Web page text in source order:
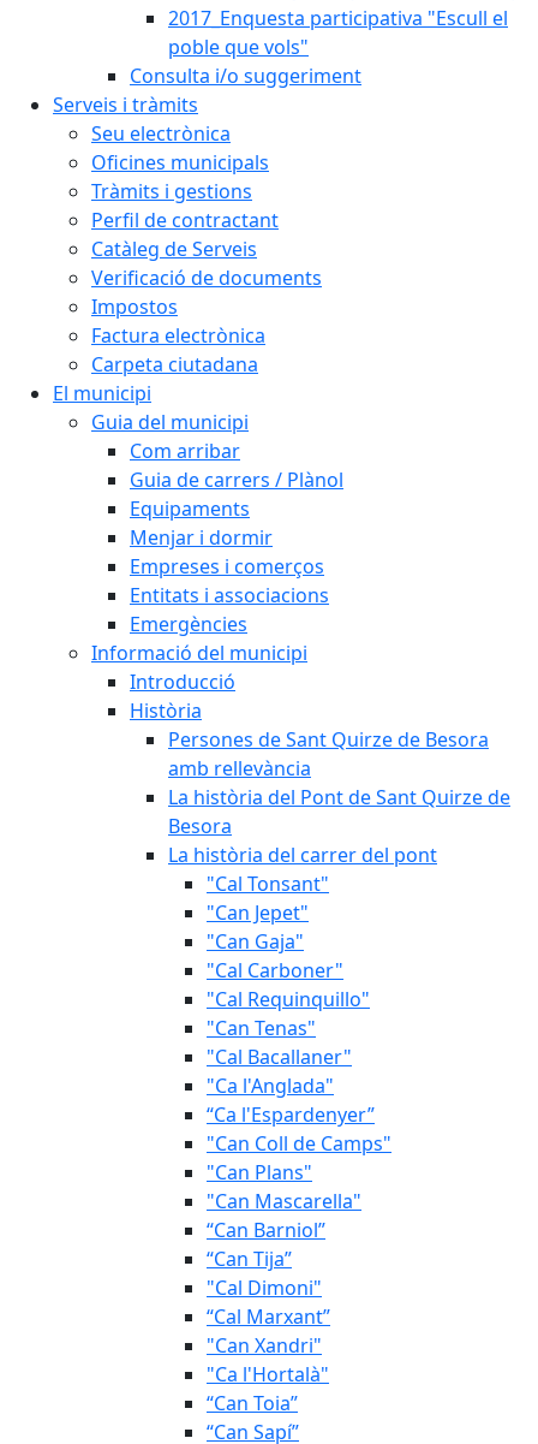
2017_Enquesta participativa "Escull el
poble que vols"
Consulta i/o suggeriment
Serveis i tràmits
Seu electrònica
Oficines municipals
Tràmits i gestions
Perfil de contractant
Catàleg de Serveis
Verificació de documents
Impostos
Factura electrònica
Carpeta ciutadana
El municipi
Guia del municipi
Com arribar
Guia de carrers / Plànol
Equipaments
Menjar i dormir
Empreses i comerços
Entitats i associacions
Emergències
Informació del municipi
Introducció
Història
Persones de Sant Quirze de Besora
amb rellevància
La història del Pont de Sant Quirze de
Besora
La història del carrer del pont
"Cal Tonsant"
"Can Jepet"
"Can Gaja"
"Cal Carboner"
"Cal Requinquillo"
"Can Tenas"
"Cal Bacallaner"
"Ca l'Anglada"
“Ca l'Espardenyer”
"Can Coll de Camps"
"Can Plans"
"Can Mascarella"
“Can Barniol”
“Can Tija”
"Cal Dimoni"
“Cal Marxant”
"Can Xandri"
"Ca l'Hortalà"
“Can Toia”
“Can Sapí”